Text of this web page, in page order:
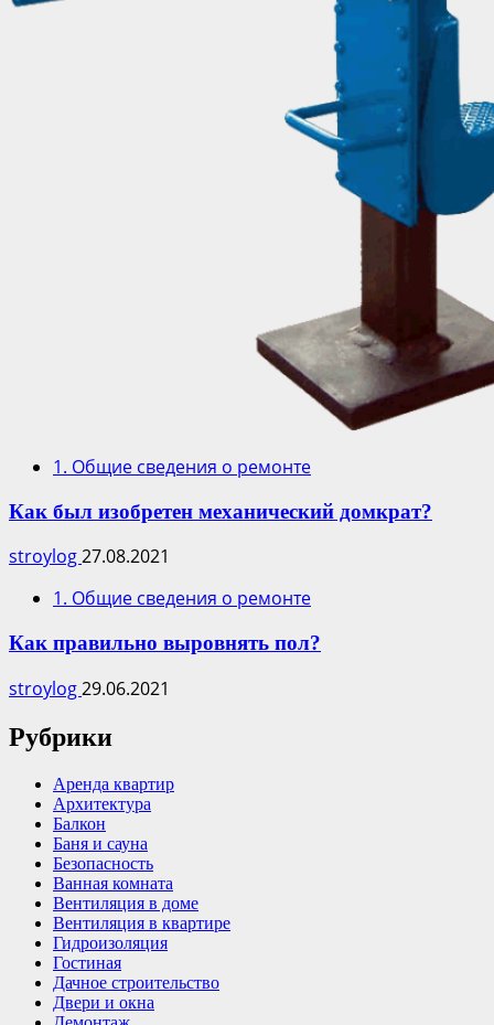
1. Общие сведения о ремонте
Как был изобретен механический домкрат?
stroylog27.08.2021
1. Общие сведения о ремонте
Как правильно выровнять пол?
stroylog29.06.2021
Рубрики
Аренда квартир
Архитектура
Балкон
Баня и сауна
Безопасность
Ванная комната
Вентиляция в доме
Вентиляция в квартире
Гидроизоляция
Гостиная
Дачное строительство
Двери и окна